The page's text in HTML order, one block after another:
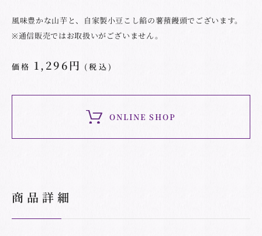
風味豊かな山芋と、自家製小豆こし餡の薯蕷饅頭でございます。
※通信販売ではお取扱いがございません。
価格 1,296円 (税込)
ONLINE SHOP
商品詳細